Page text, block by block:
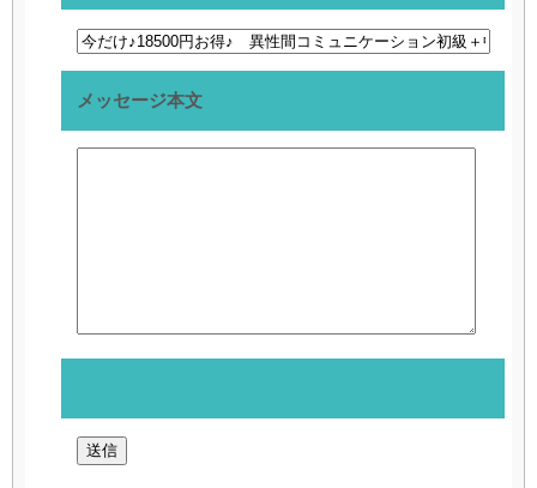
メッセージ本文